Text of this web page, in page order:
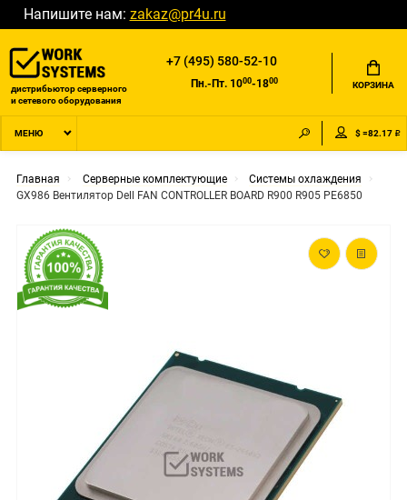
Напишите нам: zakaz@pr4u.ru
дистрибьютор серверного
и сетевого оборудования
+7 (495) 580-52-10
Пн.-Пт. 1000-1800 КОРЗИНА
МЕНЮ $ =82.17 ₽
Главная Серверные комплектующие
Системы охлаждения
GX986 Вентилятор Dell FAN CONTROLLER BOARD R900 R905 PE6850